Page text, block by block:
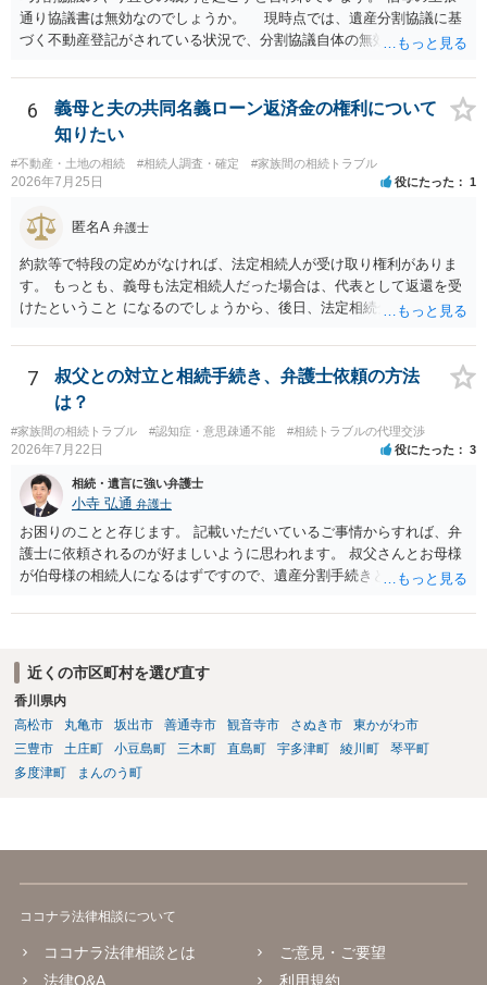
通り協議書は無効なのでしょうか。 現時点では、遺産分割協議に基
づく不動産登記がされている状況で、分割協議自体の無効を裁判所が
方の訴訟の主張及び立証次第ですが、 ・御祖母様の認知能力に関する
医師の意見書、筆跡鑑定 が提出されればその効力が否定される可能性
はありますが、 ・伯母様自身が分割協議に加わっていること ・御祖母
様の意に反する遺産分割協議を行う実益が誰にあったかの立証が困難
であること からすると、実際に遺産分割協議の効力が否定される可能
性はそれほど高くない（立証のハードルは非常に高い）ということが
言えると思います。
6
義母と夫の共同名義ローン返済金の権利について
知りたい
#不動産・土地の相続 #相続人調査・確定 #家族間の相続トラブル
2026年7月25日 役にたった 1
匿名A 弁護士
約款等で特段の定めがなければ、法定相続人が受け取り権利がありま
す。 もっとも、義母も法定相続人だった場合は、代表として返還を受
けたということ になるのでしょうから、後日、法定相続分に基づいて
7
叔父との対立と相続手続き、弁護士依頼の方法
は？
#家族間の相続トラブル #認知症・意思疎通不能 #相続トラブルの代理交渉
2026年7月22日 役にたった 3
相続・遺言に強い弁護士
小寺 弘通 弁護士
お困りのことと存じます。 記載いただいているご事情からすれば、弁
護士に依頼されるのが好ましいように思われます。 叔父さんとお母様
が伯母様の相続人になるはずですので、遺産分割手続きという形でお
に呼ばれなかったことについて慰謝料を請求する」と言ってこられて
しょうから、こちらから積極的に動く必要はないように見受けられま
す。 仮に訴訟を起こされるなどした場合には、遺産分割手続きで依頼
される弁護士の方に対応をお願いするのが良いのではないでしょう
か。 以上ご参考にしていただければ幸いです。
近くの市区町村を選び直す
香川県内
高松市
丸亀市 坂出市 善通寺市 観音寺市 さぬき市
東かがわ市
三豊市
土庄町 小豆島町 三木町 直島町 宇多津町 綾川町
琴平町
多度津町
まんのう町
ココナラ法律相談について
ココナラ法律相談とは
法律Q&A
ご意見・ご要望
利用規約